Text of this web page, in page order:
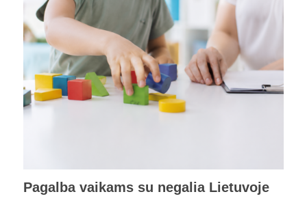
Pagalba vaikams su negalia Lietuvoje